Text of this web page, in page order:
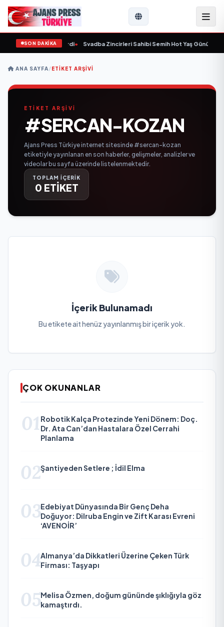
SON DAKİKA
yaşında yaşamını yitirdi• Svadba Zincirleri Sahibi Semih Hot Yaş Gününü
ANA SAYFA/ETIKET ARŞIVI
ETİKET ARŞİVİ
#SERCAN-KOZAN
Ajans Press Türkiye internet sitesinde #sercan-kozan
etiketiyle yayınlanan en son haberler, gelişmeler, analizler ve
videolar bu sayfa üzerinde listelenmektedir.
TOPLAM İÇERİK
0 ETİKET
İçerik Bulunamadı
Bu etikete ait henüz yayınlanmış bir içerik yok.
ÇOK OKUNANLAR
01 Robotik Kalça Protezinde Yeni Dönem: Doç.
Dr. Ata Can’dan Hastalara Özel Cerrahi
Planlama
02Şantiyeden Setlere ; İdil Elma
03Edebiyat Dünyasında Bir Genç Deha
Doğuyor: Dilruba Engin ve Zift Karası Evreni
‘AVENOİR’
04Almanya’da Dikkatleri Üzerine Çeken Türk
Firması: Taşyapı
05Melisa Özmen, doğum gününde şıklığıyla göz
kamaştırdı.